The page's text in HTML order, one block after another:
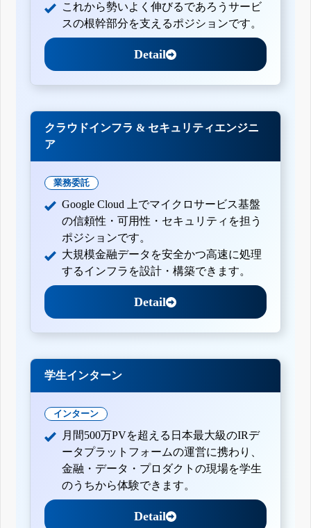
これから勢いよく伸びるであろうサービ
スの根幹部分を支えるポジションです。
Detail
クラウドインフラ & セキュリティエンジニ
ア
業務委託
Google Cloud 上でマイクロサービス基盤
の信頼性・可用性・セキュリティを担う
ポジションです。
大規模金融データを安全かつ高速に処理
するインフラを設計・構築できます。
Detail
学生インターン
インターン
月間500万PVを超える日本最大級のIRデ
ータプラットフォームの運営に携わり、
金融・データ・プロダクトの現場を学生
のうちから体験できます。
Detail